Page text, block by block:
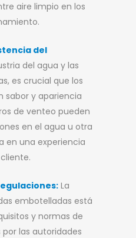
aire limpio en los
del
del agua y las
es crucial que los
sabor y apariencia
de venteo pueden
en el agua u otra
en una experiencia
La
embotelladas está
y normas de
las autoridades